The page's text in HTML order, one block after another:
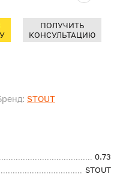
STOUT
0.73
STOUT
ПОЛУЧИТЬ
КОНСУЛЬТАЦИЮ